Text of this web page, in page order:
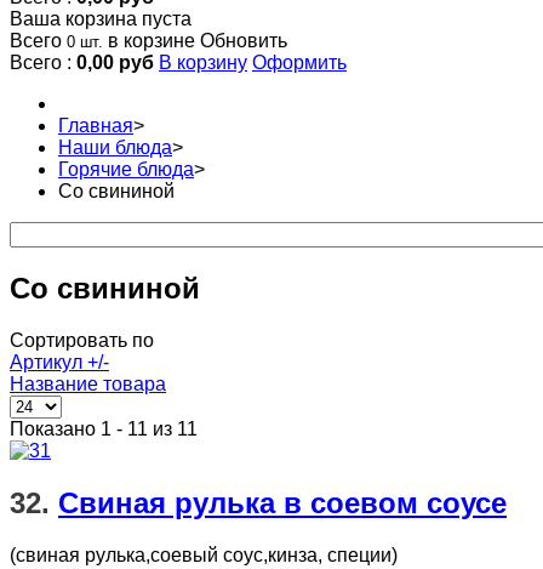
Ваша корзина пуста
Всего 0 шт. в корзине Обновить
Всего : 0,00 руб В корзину Оформить
Главная>
Наши блюда>
Горячие блюда>
Со свининой
Со свининой
Сортировать по
Артикул +/-
Название товара
Показано 1 - 11 из 11
32. Свиная рулька в соевом соусе
(свиная рулька,соевый соус,кинза, специи)